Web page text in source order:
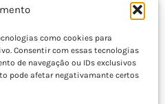
como cookies para
Consentir com essas tecnologias
de navegação ou IDs exclusivos
pode afetar negativamante certos